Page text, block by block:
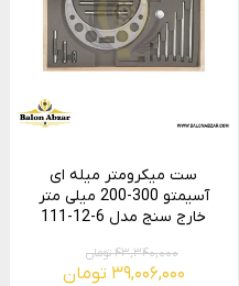
ست میکرومتر میله ای
آسیمتو 300-200 میلی متر
خارج سنج مدل 6-12-111
۴۳,۳۴۰,۰۰۰ تومان
۳۹,۰۰۶,۰۰۰ تومان